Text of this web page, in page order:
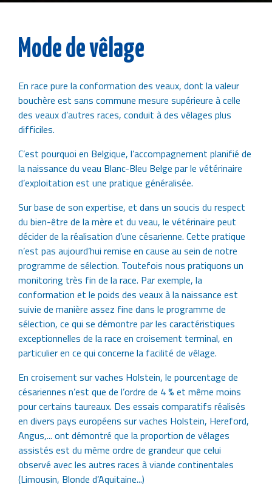
Mode de vêlage
En race pure la conformation des veaux, dont la valeur
bouchère est sans commune mesure supérieure à celle
des veaux d’autres races, conduit à des vêlages plus
difficiles.
C’est pourquoi en Belgique, l’accompagnement planifié de
la naissance du veau Blanc-Bleu Belge par le vétérinaire
d’exploitation est une pratique généralisée.
Sur base de son expertise, et dans un soucis du respect
du bien-être de la mère et du veau, le vétérinaire peut
décider de la réalisation d’une césarienne. Cette pratique
n’est pas aujourd’hui remise en cause au sein de notre
programme de sélection. Toutefois nous pratiquons un
monitoring très fin de la race. Par exemple, la
conformation et le poids des veaux à la naissance est
suivie de manière assez fine dans le programme de
sélection, ce qui se démontre par les caractéristiques
exceptionnelles de la race en croisement terminal, en
particulier en ce qui concerne la facilité de vêlage.
En croisement sur vaches Holstein, le pourcentage de
césariennes n’est que de l’ordre de 4 % et même moins
pour certains taureaux. Des essais comparatifs réalisés
en divers pays européens sur vaches Holstein, Hereford,
Angus,... ont démontré que la proportion de vêlages
assistés est du même ordre de grandeur que celui
observé avec les autres races à viande continentales
(Limousin, Blonde d’Aquitaine...)